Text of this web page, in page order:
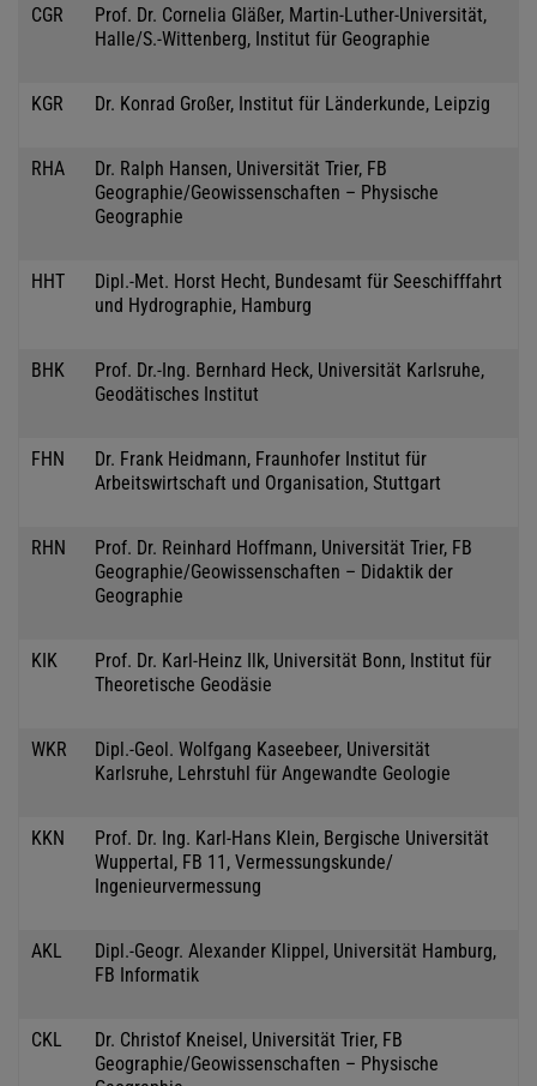
CGR
Prof. Dr. Cornelia Gläßer, Martin-Luther-Universität,
Halle/S.-Wittenberg, Institut für Geographie
KGR Dr. Konrad Großer, Institut für Länderkunde, Leipzig
RHA
Dr. Ralph Hansen, Universität Trier, FB
Geographie/Geowissenschaften – Physische
Geographie
HHT
Dipl.-Met. Horst Hecht, Bundesamt für Seeschifffahrt
und Hydrographie, Hamburg
BHK
Prof. Dr.-Ing. Bernhard Heck, Universität Karlsruhe,
Geodätisches Institut
FHN
Dr. Frank Heidmann, Fraunhofer Institut für
Arbeitswirtschaft und Organisation, Stuttgart
RHN
Prof. Dr. Reinhard Hoffmann, Universität Trier, FB
Geographie/Geowissenschaften – Didaktik der
Geographie
KIK
Prof. Dr. Karl-Heinz Ilk, Universität Bonn, Institut für
Theoretische Geodäsie
WKR
Dipl.-Geol. Wolfgang Kaseebeer, Universität
Karlsruhe, Lehrstuhl für Angewandte Geologie
KKN
Prof. Dr. Ing. Karl-Hans Klein, Bergische Universität
Wuppertal, FB 11, Vermessungskunde/
Ingenieurvermessung
AKL
Dipl.-Geogr. Alexander Klippel, Universität Hamburg,
FB Informatik
CKL
Dr. Christof Kneisel, Universität Trier, FB
Geographie/Geowissenschaften – Physische